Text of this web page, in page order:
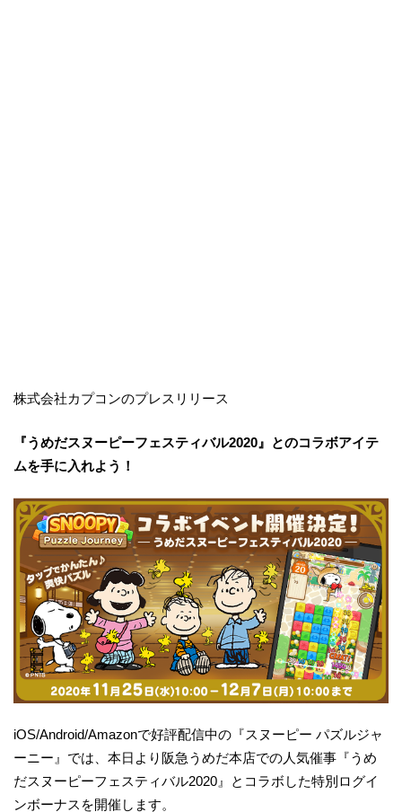
株式会社カプコンのプレスリリース
『うめだスヌーピーフェスティバル2020』とのコラボアイテ
ムを手に入れよう！
iOS/Android/Amazonで好評配信中の『スヌーピー パズルジャ
ーニー』では、本日より阪急うめだ本店での人気催事『うめ
だスヌーピーフェスティバル2020』とコラボした特別ログイ
ンボーナスを開催します。